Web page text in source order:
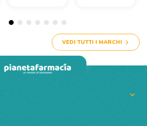
VEDI TUTTI I MARCHI
